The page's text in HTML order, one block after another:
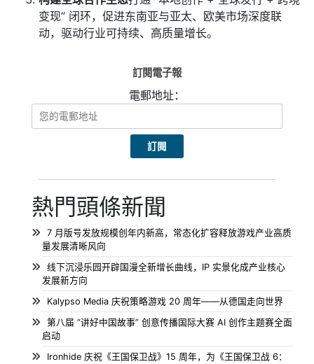
变现” 闭环，促进东南亚与亚太、欧美市场深度联
动，驱动行业可持续、高质量增长。
訂閱電子報
電郵地址：
熱門頭條新聞
7 月版号发放规模创年内新高，常态化扩容释放游戏产业高质
量发展清晰风向
线下沉浸乐园开辟国漫全新增长曲线，IP 实景化成产业核心
发展新方向
Kalypso Media 庆祝策略游戏 20 周年——从德国走向世界
第八届 “讲好中国故事” 创意传播国际大赛 AI 创作主题赛全面
启动
Ironhide 庆祝《王国保卫战》15 周年，为《王国保卫战 6：